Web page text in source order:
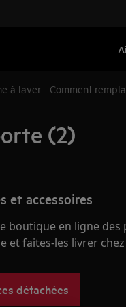
à laver - Comment
(2)
et accessoires
boutique en ligne des
et faites-les livrer
détachées